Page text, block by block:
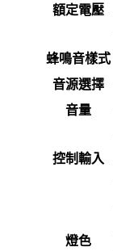
額定電壓
蜂鳴音樣式
音源選擇
音量
控制輸入
燈色